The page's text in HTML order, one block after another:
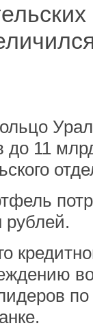
до 11
рублей.